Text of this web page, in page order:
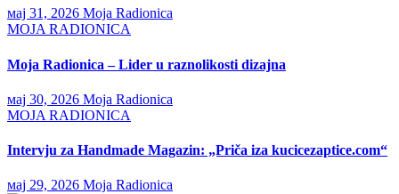
мај 31, 2026 Moja Radionica
MOJA RADIONICA
Moja Radionica – Lider u raznolikosti dizajna
мај 30, 2026 Moja Radionica
MOJA RADIONICA
Intervju za Handmade Magazin: „Priča iza kucicezaptice.com“
мај 29, 2026 Moja Radionica